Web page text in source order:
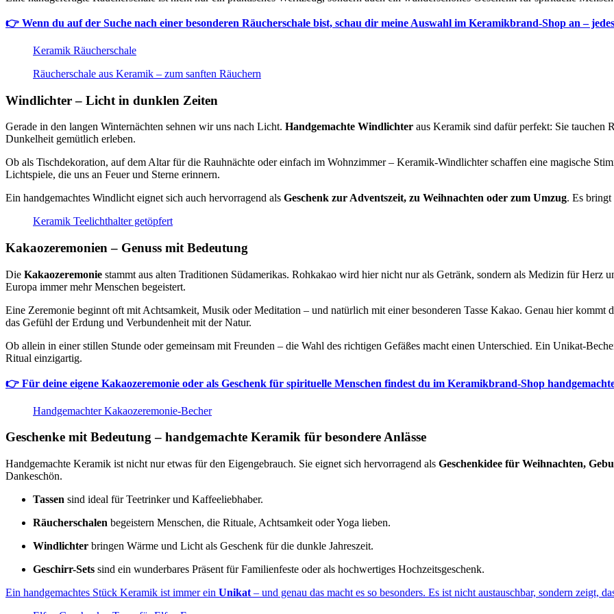
👉 Wenn du auf der Suche nach einer besonderen Räucherschale bist, schau dir meine Auswahl im Keramikbrand-Shop an –
Keramik Räucherschale
Räucherschale aus Keramik – zum sanften Räuchern
Windlichter – Licht in dunklen Zeiten
Gerade in den langen Winternächten sehnen wir uns nach Licht. Handgemachte Windlichter aus Keramik sind dafür perfekt: Sie tauchen
Dunkelheit gemütlich erleben.
Ob als Tischdekoration, auf dem Altar für die Rauhnächte oder einfach im Wohnzimmer – Keramik-Windlichter schaffen eine magische
Lichtspiele, die uns an Feuer und Sterne erinnern.
Ein handgemachtes Windlicht eignet sich auch hervorragend als Geschenk zur Adventszeit, zu Weihnachten oder zum Umzug. Es
Keramik Teelichthalter getöpfert
Kakaozeremonien – Genuss mit Bedeutung
Die Kakaozeremonie stammt aus alten Traditionen Südamerikas. Rohkakao wird hier nicht nur als Getränk, sondern als Medizin für Herz
Europa immer mehr Menschen begeistert.
Eine Zeremonie beginnt oft mit Achtsamkeit, Musik oder Meditation – und natürlich mit einer besonderen Tasse Kakao. Genau hier kommt
das Gefühl der Erdung und Verbundenheit mit der Natur.
Ob allein in einer stillen Stunde oder gemeinsam mit Freunden – die Wahl des richtigen Gefäßes macht einen Unterschied. Ein Unikat-
Ritual einzigartig.
👉 Für deine eigene Kakaozeremonie oder als Geschenk für spirituelle Menschen findest du im Keramikbrand-Shop
Handgemachter Kakaozeremonie-Becher
Geschenke mit Bedeutung – handgemachte Keramik für besondere Anlässe
Handgemachte Keramik ist nicht nur etwas für den Eigengebrauch. Sie eignet sich hervorragend als Geschenkidee für Weihnachten,
Dankeschön.
Tassen sind ideal für Teetrinker und Kaffeeliebhaber.
Räucherschalen begeistern Menschen, die Rituale, Achtsamkeit oder Yoga lieben.
Windlichter bringen Wärme und Licht als Geschenk für die dunkle Jahreszeit.
Geschirr-Sets sind ein wunderbares Präsent für Familienfeste oder als hochwertiges Hochzeitsgeschenk.
Ein handgemachtes Stück Keramik ist immer ein Unikat – und genau das macht es so besonders. Es ist nicht austauschbar, sondern zeigt,